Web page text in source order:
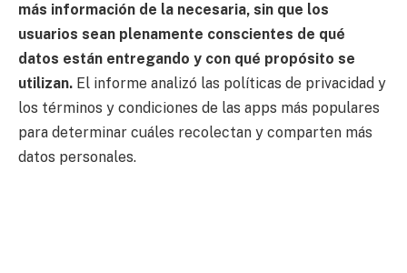
más información de la necesaria, sin que los
usuarios sean plenamente conscientes de qué
datos están entregando y con qué propósito se
utilizan. El informe analizó las políticas de privacidad y
los términos y condiciones de las apps más populares
para determinar cuáles recolectan y comparten más
datos personales.